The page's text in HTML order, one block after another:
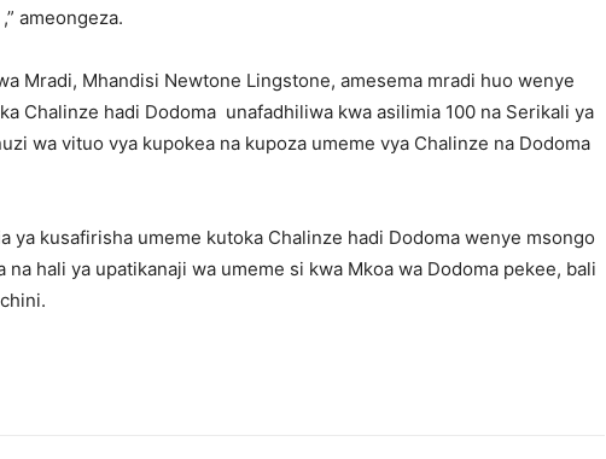
ameongeza.
Mradi, Mhandisi Newtone Lingstone, amesema mradi huo wenye
Chalinze hadi Dodoma unafadhiliwa kwa asilimia 100 na Serikali ya
wa vituo vya kupokea na kupoza umeme vya Chalinze na Dodoma
ya kusafirisha umeme kutoka Chalinze hadi Dodoma wenye msongo
hali ya upatikanaji wa umeme si kwa Mkoa wa Dodoma pekee, bali